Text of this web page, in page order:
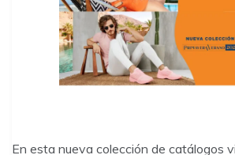
En esta nueva colección de catálogos